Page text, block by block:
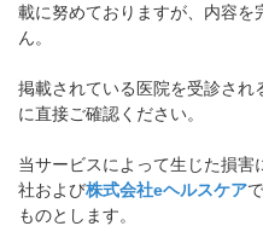
載に努めておりますが、内容
ん。
掲載されている医院を受診され
に直接ご確認ください。
当サービスによって生じた損
社および株式会社eヘルスケア
ものとします。